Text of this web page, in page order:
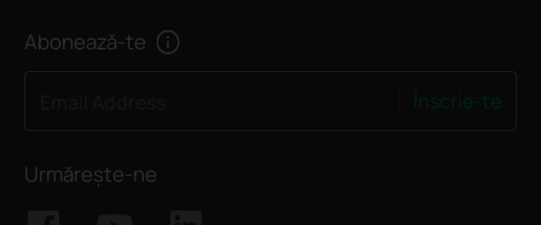
Abonează-te
Urmărește-ne